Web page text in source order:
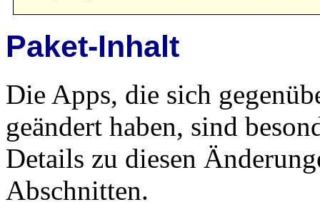
Paket-Inhalt
Die Apps, die sich
geändert haben, sind
Details zu diesen
Abschnitten.